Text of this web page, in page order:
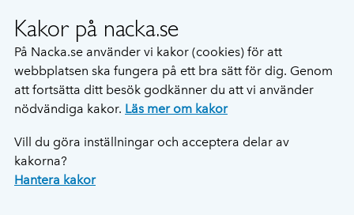
Kakor på nacka.se
På Nacka.se använder vi kakor (cookies) för att
webbplatsen ska fungera på ett bra sätt för dig. Genom
att fortsätta ditt besök godkänner du att vi använder
nödvändiga kakor. Läs mer om kakor
Vill du göra inställningar och acceptera delar av
kakorna?
Hantera kakor